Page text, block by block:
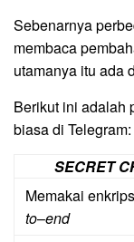
Sebenarnya
membaca
utamanya itu ada
Berikut ini adalah
biasa di Telegram:
SECRET
Memakai
to–end